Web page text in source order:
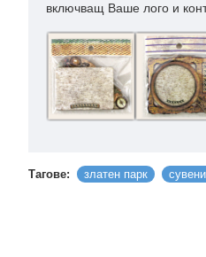
включващ Ваше лого и
Тагове: златен парк